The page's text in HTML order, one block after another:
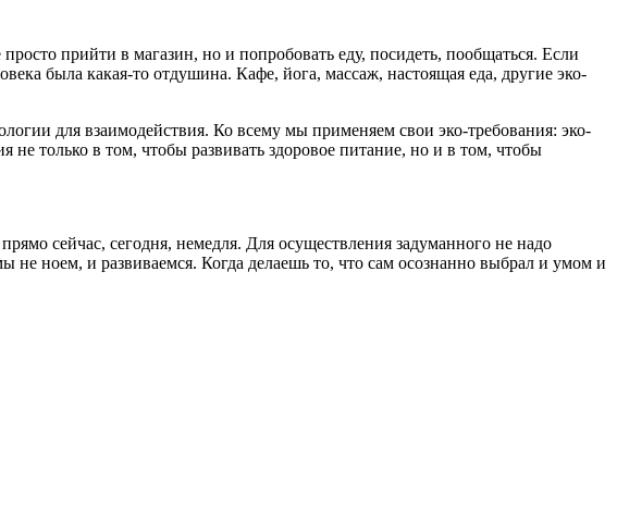
прийти в магазин, но и попробовать еду, посидеть, пообщаться. Если
была какая-то отдушина. Кафе, йога, массаж, настоящая еда, другие эко-
для взаимодействия. Ко всему мы применяем свои эко-требования: эко-
только в том, чтобы развивать здоровое питание, но и в том, чтобы
сейчас, сегодня, немедля. Для осуществления задуманного не надо
ноем, и развиваемся. Когда делаешь то, что сам осознанно выбрал и умом и